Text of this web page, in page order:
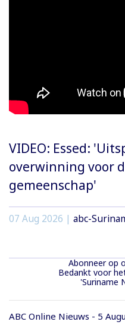
VIDEO: Essed:
overwinning voor
gemeenschap'
07 Aug 2026 | abc-
Abonneer op
Bedankt voor
'Suriname
ABC Online Nieuws - 5